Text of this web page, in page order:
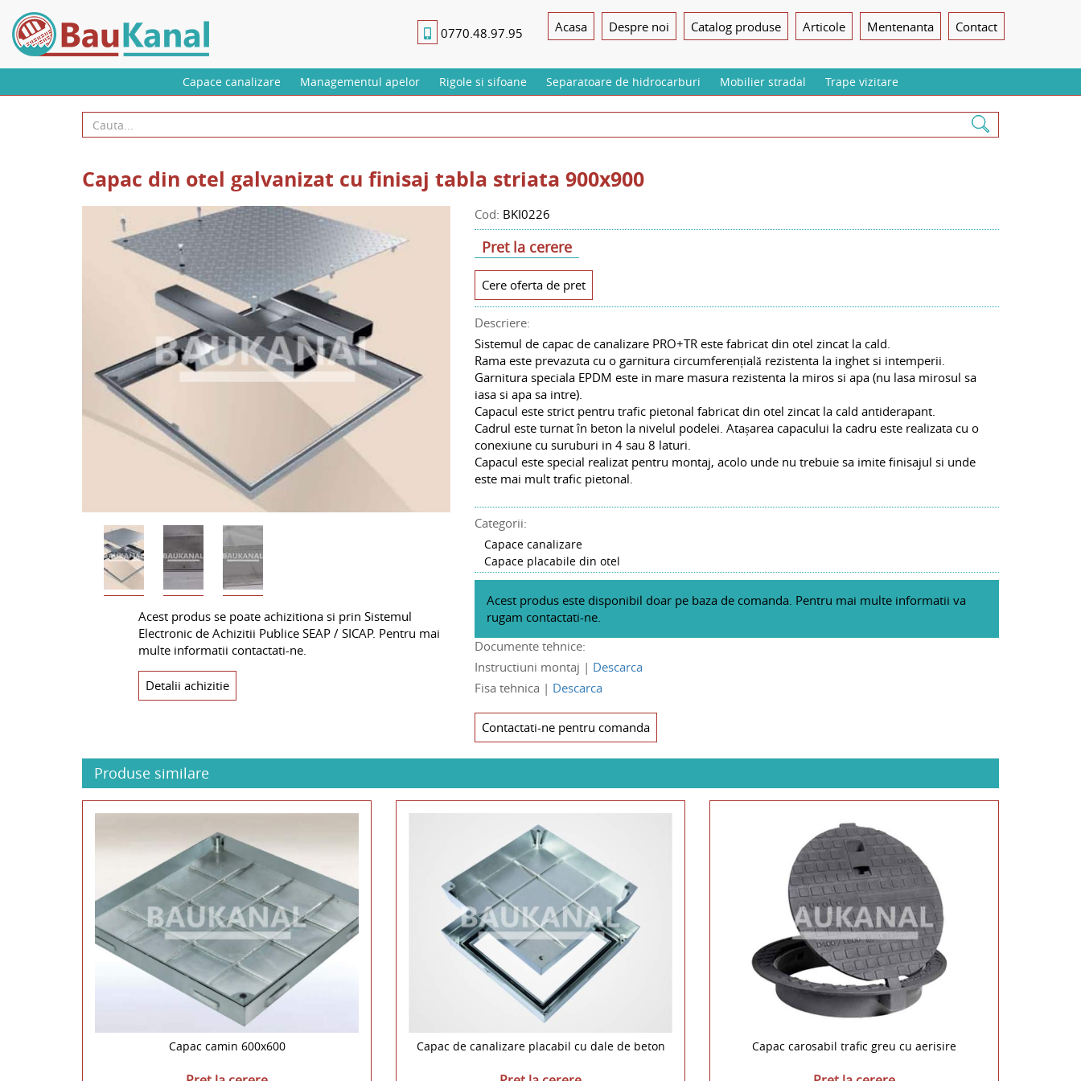
main
content
0770.48.97.95 Acasa Despre noi Catalog produse Articole Mentenanta Contact
Capace canalizare Managementul apelor Rigole si sifoane Separatoare de hidrocarburi Mobilier stradal Trape vizitare
Capac din otel galvanizat cu finisaj tabla striata 900x900
Cod: BKI0226
Pret la cerere
Cere oferta de pret
Descriere:
Sistemul de capac de canalizare PRO+TR este fabricat din otel zincat la cald.
Rama este prevazuta cu o garnitura circumferențială rezistenta la inghet si intemperii.
Garnitura speciala EPDM este in mare masura rezistenta la miros si apa (nu lasa mirosul sa
iasa si apa sa intre).
Capacul este strict pentru trafic pietonal fabricat din otel zincat la cald antiderapant.
Cadrul este turnat în beton la nivelul podelei. Atașarea capacului la cadru este realizata cu o
conexiune cu suruburi in 4 sau 8 laturi.
Capacul este special realizat pentru montaj, acolo unde nu trebuie sa imite finisajul si unde
este mai mult trafic pietonal.
Categorii:
Capace canalizare
Capace placabile din otel
Acest produs este disponibil doar pe baza de comanda. Pentru mai multe informatii va
rugam contactati-ne.
Documente tehnice:
Instructiuni montaj | Descarca
Fisa tehnica | Descarca
Contactati-ne pentru comanda
Acest produs se poate achizitiona si prin Sistemul
Electronic de Achizitii Publice SEAP / SICAP. Pentru mai
multe informatii contactati-ne.
Detalii achizitie
Produse similare
Capac camin 600x600 Capac de canalizare placabil cu dale de beton Capac carosabil trafic greu cu aerisire